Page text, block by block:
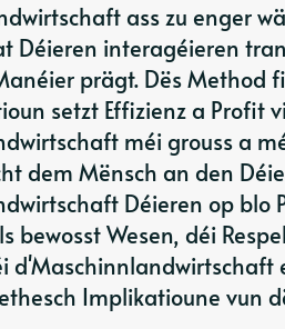
ass zu enger
Déieren interagéieren
prägt. Dës Method
setzt Effizienz a Profit
méi grouss a
dem Mënsch an den
Déieren op blo
bewosst Wesen, déi
Implikatioune vun